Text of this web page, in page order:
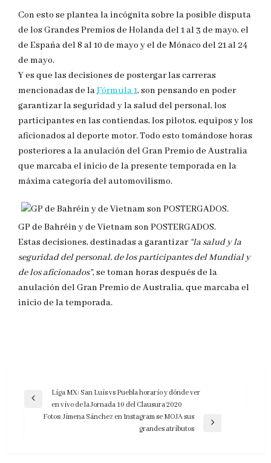
Con esto se plantea la incógnita sobre la posible disputa
de los Grandes Premios de Holanda del 1 al 3 de mayo, el
de España del 8 al 10 de mayo y el de Mónaco del 21 al 24
de mayo.
Y es que las decisiones de postergar las carreras
mencionadas de laFórmula 1, son pensando en poder
garantizar la seguridad y la salud del personal, los
participantes en las contiendas, los pilotos, equipos y los
aficionados al deporte motor. Todo esto tomándose horas
posteriores a la anulación del Gran Premio de Australia
que marcaba el inicio de la presente temporada en la
máxima categoría del automovilismo.
GP de Bahréin y de Vietnam son POSTERGADOS.
Estas decisiones, destinadas a garantizar “la salud y la
seguridad del personal, de los participantes del Mundial y
de los aficionados”, se toman horas después de la
anulación del Gran Premio de Australia, que marcaba el
inicio de la temporada.
Navegación
Entrada
anterior
Liga MX: San Luis vs Puebla horario y dónde ver
en vivo de la Jornada 10 del Clausura 2020
Fotos: Jimena Sánchez en Instagram se MOJA sus
grandes atributos